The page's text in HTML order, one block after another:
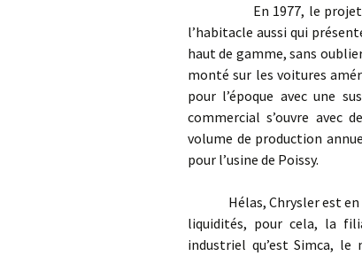
En 1977, le projet C9
l’habitacle aussi qui
haut de gamme, sans
monté sur les voitures
pour l’époque avec une
commercial s’ouvre avec
volume de production
pour l’usine de Poissy.
Hélas, Chrysler est en
liquidités, pour cela, la
industriel qu’est Simca,